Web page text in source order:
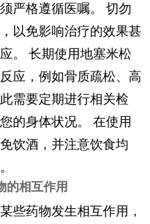
严格遵循医嘱。 切勿
以免影响治疗的效果甚
。 长期使用地塞米松
应，例如骨质疏松、高
需要定期进行相关检
的身体状况。 在使用
饮酒，并注意饮食均
的相互作用
些药物发生相互作用，